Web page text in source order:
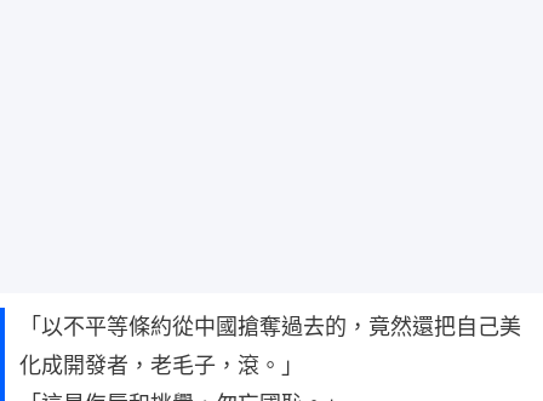
「以不平等條約從中國搶奪過去的，竟然還把自己美
化成開發者，老毛子，滾。」